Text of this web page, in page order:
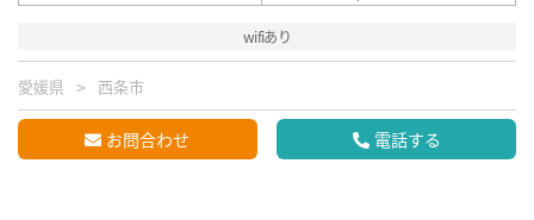
wifiあり
愛媛県 西条市
お問合わせ 電話する